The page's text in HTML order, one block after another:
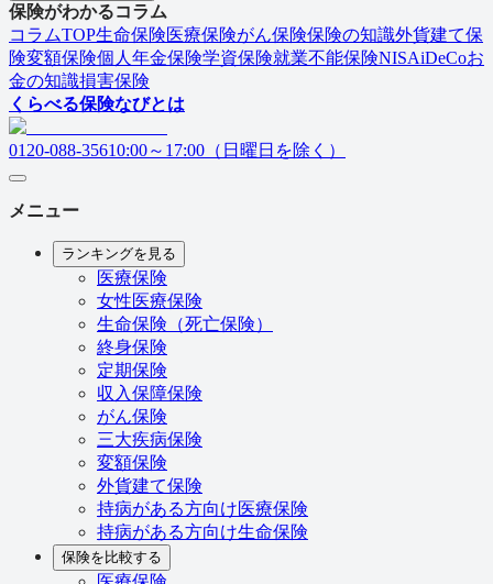
保険がわかるコラム
コラムTOP生命保険医療保険がん保険保険の知識外貨建て保
険変額保険個人年金保険学資保険就業不能保険NISAiDeCoお
金の知識損害保険
くらべる保険なびとは
0120-088-35610:00～17:00（日曜日を除く）
メニュー
ランキングを見る
医療保険
女性医療保険
生命保険（死亡保険）
終身保険
定期保険
収入保障保険
がん保険
三大疾病保険
変額保険
外貨建て保険
持病がある方向け医療保険
持病がある方向け生命保険
保険を比較する